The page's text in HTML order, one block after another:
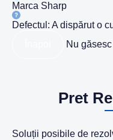
Marca Sharp
Defectul: A dispărut o
Nu
Pret
Soluții posibile de